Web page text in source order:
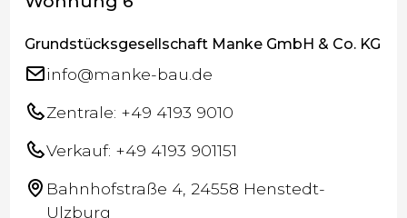
Grundstücksgesellschaft Manke GmbH & Co. KG
info@manke-bau.de
Zentrale: +49 4193 9010
Verkauf: +49 4193 901151
Bahnhofstraße 4, 24558 Henstedt-
Ulzburg